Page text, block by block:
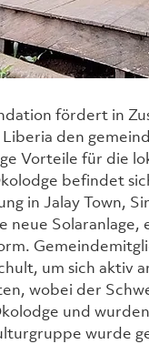
fördert in
den
Vorteile für die
befindet
in Jalay Town,
neue
um sich aktiv
wobei der
und
wurde